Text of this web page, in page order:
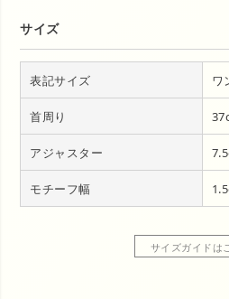
サイズ
表記サイズ ワ
首周り
アジャスター
モチーフ幅
サイズガイドは